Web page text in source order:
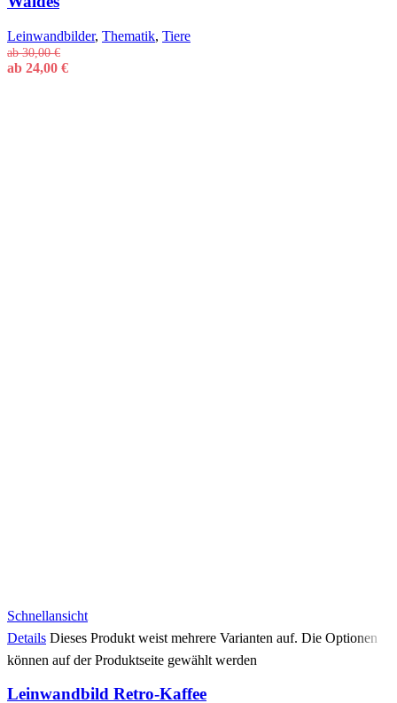
Leinwandbilder, Thematik, Tiere
ab30,00€
ab 24,00 €
Schnellansicht
Details Dieses Produkt weist mehrere Varianten auf. Die Optionen
können auf der Produktseite gewählt werden
Leinwandbild Retro-Kaffee